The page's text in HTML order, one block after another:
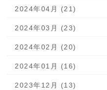
2024年04月 (21)
2024年03月 (23)
2024年02月 (20)
2024年01月 (16)
2023年12月 (13)